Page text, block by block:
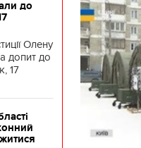
до
Олену
допит до
17